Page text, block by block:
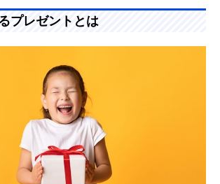
プレゼントとは